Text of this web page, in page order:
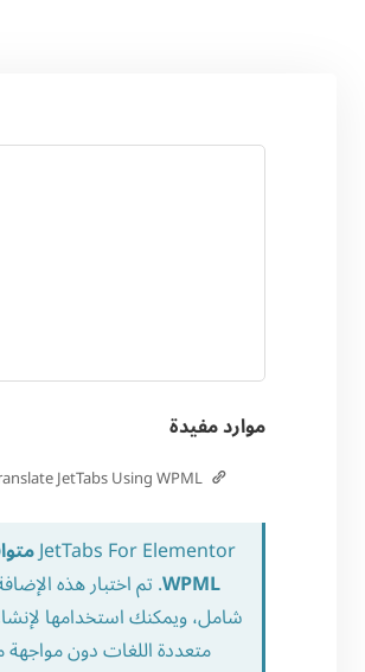
موارد مفيدة
JetTabs Using WPML
JetTabs For Elementor
WPML. تم اختبار هذه
شامل، ويمكنك استخدامها
متعددة اللغات دون